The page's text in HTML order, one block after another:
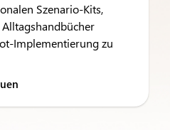
Szenario-Kits,
Implementierung zu